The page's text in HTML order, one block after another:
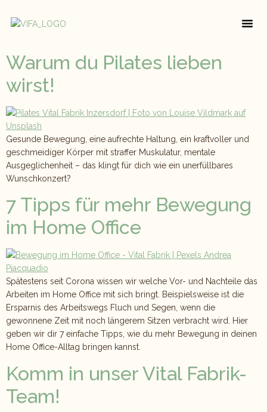
Warum du Pilates lieben
wirst!
Gesunde Bewegung, eine aufrechte Haltung, ein kraftvoller und
geschmeidiger Körper mit straffer Muskulatur, mentale
Ausgeglichenheit – das klingt für dich wie ein unerfüllbares
Wunschkonzert?
7 Tipps für mehr Bewegung
im Home Office
Spätestens seit Corona wissen wir welche Vor- und Nachteile das
Arbeiten im Home Office mit sich bringt. Beispielsweise ist die
Ersparnis des Arbeitswegs Fluch und Segen, wenn die
gewonnene Zeit mit noch längerem Sitzen verbracht wird. Hier
geben wir dir 7 einfache Tipps, wie du mehr Bewegung in deinen
Home Office-Alltag bringen kannst.
Komm in unser Vital Fabrik-
Team!